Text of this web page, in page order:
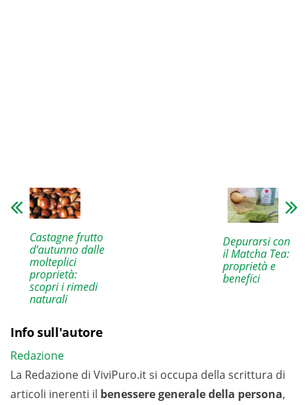
Castagne frutto
d’autunno dalle
molteplici
proprietà:
scopri i rimedi
naturali
Depurarsi con
il Matcha Tea:
proprietà e
benefici
Info sull'autore
Redazione
La Redazione di ViviPuro.it si occupa della scrittura di
articoli inerenti il benessere generale della persona,